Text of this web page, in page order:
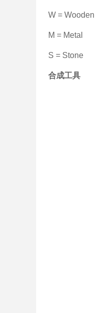
W = Wooden
M = Metal
S = Stone
合成工具